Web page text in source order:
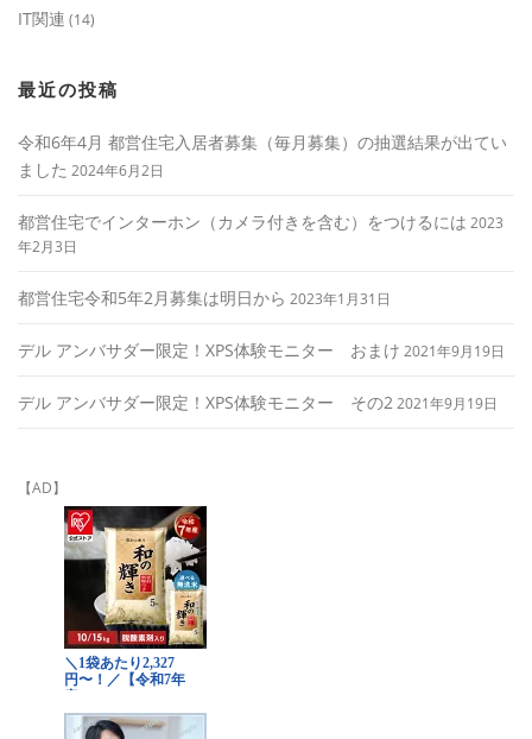
IT関連 (14)
最近の投稿
令和6年4月 都営住宅入居者募集（毎月募集）の抽選結果が出てい
ました 2024年6月2日
都営住宅でインターホン（カメラ付きを含む）をつけるには 2023
年2月3日
都営住宅令和5年2月募集は明日から 2023年1月31日
デル アンバサダー限定！XPS体験モニター おまけ 2021年9月19日
デル アンバサダー限定！XPS体験モニター その22021年9月19日
【AD】